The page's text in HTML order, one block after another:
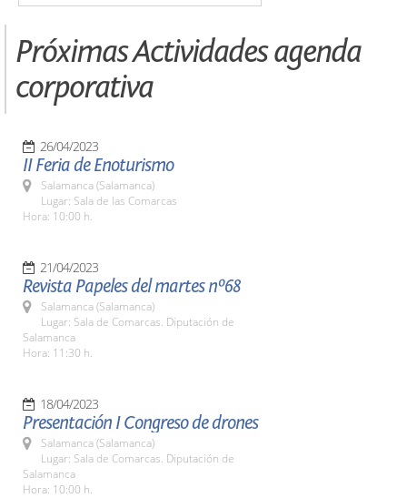
Próximas Actividades agenda
corporativa
26/04/2023
II Feria de Enoturismo
Salamanca (Salamanca)
Lugar: Sala de las Comarcas
Hora: 10:00 h.
21/04/2023
Revista Papeles del martes nº68
Salamanca (Salamanca)
Lugar: Sala de Comarcas. Diputación de
Salamanca
Hora: 11:30 h.
18/04/2023
Presentación I Congreso de drones
Salamanca (Salamanca)
Lugar: Sala de Comarcas. Diputación de
Salamanca
Hora: 10:00 h.